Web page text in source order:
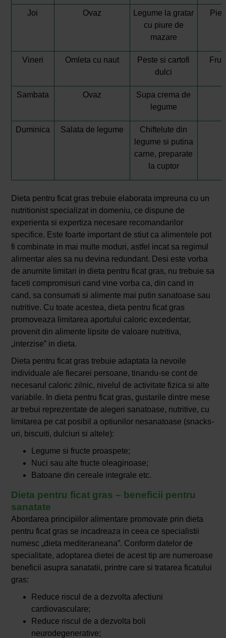
Joi Ovaz
Legume la gratar
cu piure de
mazare
Vineri Omleta cu naut
Peste si cartofi
dulci
Sambata Ovaz
Supa crema de
legume
Duminica Salata de legume
Chiftelute din
legume si putina
carne, preparate
la cuptor
Dieta pentru ficat gras trebuie elaborata impreuna cu un
nutritionist specializat in domeniu, ce dispune de
experienta si expertiza necesare recomandarilor
specifice. Este foarte important de stiut ca alimentele pot
fi combinate in mai multe moduri, astfel incat sa regimul
alimentar ales sa nu devina redundant. Desi este vorba
de anumite limitari in dieta pentru ficat gras, nu trebuie sa
faceti compromisuri cand vine vorba ca, din cand in
cand, sa consumati si alimente mai putin sanatoase sau
nutritive. Cu toate acestea, dieta pentru ficat gras
promoveaza limitarea aportului caloric excedentar,
provenit din alimente lipsite de valoare nutritiva,
„interzise” in dieta.
Dieta pentru ficat gras trebuie adaptata la nevoile
individuale ale fiecarei persoane, tinandu-se cont de
necesarul caloric zilnic, nivelul de activitate fizica si alte
variabile. In dieta pentru ficat gras, gustarile dintre mese
ar trebui reprezentate de alegeri sanatoase, nutritive, cu
limitarea pe cat posibil a optiunilor nesanatoase (snacks-
uri, biscuiti, dulciuri si altele):
Legume si fructe proaspete;
Nuci sau alte fructe oleaginoase;
Batoane din cereale integrale etc.
Dieta pentru ficat gras – beneficii pentru
sanatate
Abordarea principiilor alimentare promovate prin dieta
pentru ficat gras se incadreaza in ceea ce specialistii
numesc „dieta mediteraneana”. Conform datelor de
specialitate, adoptarea dietei de acest tip are numeroase
beneficii asupra sanatatii, printre care si tratarea ficatului
gras:
Reduce riscul de a dezvolta afectiuni
cardiovasculare;
Reduce riscul de a dezvolta boli
neurodegenerative;